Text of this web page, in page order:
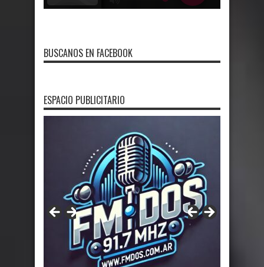
BUSCANOS EN FACEBOOK
ESPACIO PUBLICITARIO